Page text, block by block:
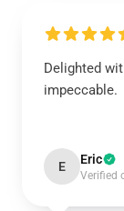
Delighted
impeccable.
E Eric
Verified